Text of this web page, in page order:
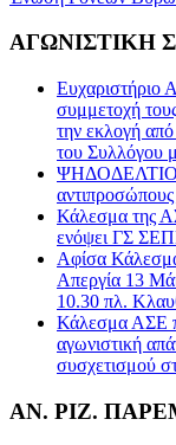
ΑΓΩΝΙΣΤΙΚΗ
Ευχαριστήριο
συμμετοχή
την εκλογή
του Συλλόγου
ΨΗΔΟΔΕΛΤΙΟ
Κάλεσμα της
ενόψει ΓΣ
Αφίσα
Απεργία 13
10.30 πλ.
Κάλεσμα ΑΣΕ
αγωνιστική
συσχετισμού
ΑΝ. ΡΙΖ.